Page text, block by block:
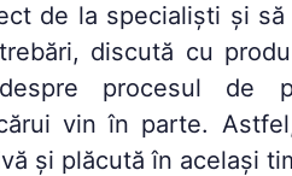
de la specialiști și
discută cu
procesul de
vin în parte.
și plăcută în același